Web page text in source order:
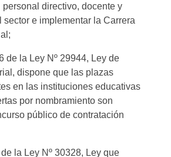
directivo, docente y
sector e implementar la Carrera
de la Ley Nº 29944, Ley de
dispone que las plazas
en las instituciones educativas
por nombramiento son
público de contratación
la Ley Nº 30328, Ley que